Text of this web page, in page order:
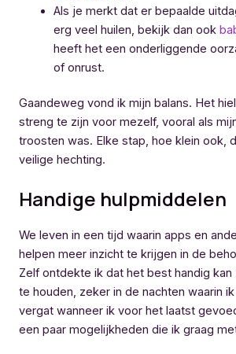
Als je merkt dat er bepaalde
erg veel huilen, bekijk dan ook
heeft het een onderliggende
of onrust.
Gaandeweg vond ik mijn balans. Het
streng te zijn voor mezelf, vooral als
troosten was. Elke stap, hoe klein ook,
veilige hechting.
Handige hulpmiddelen
We leven in een tijd waarin apps en
helpen meer inzicht te krijgen in de
Zelf ontdekte ik dat het best handig
te houden, zeker in de nachten waarin
vergat wanneer ik voor het laatst
een paar mogelijkheden die ik graag